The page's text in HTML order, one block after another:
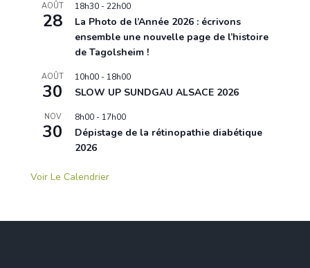
AOÛT
28
18h30 -22h00
La Photo de l’Année 2026 : écrivons
ensemble une nouvelle page de l’histoire
de Tagolsheim !
AOÛT
30
10h00 - 18h00
SLOW UP SUNDGAU ALSACE 2026
NOV
30
8h00 - 17h00
Dépistage de la rétinopathie diabétique
2026
Voir Le Calendrier